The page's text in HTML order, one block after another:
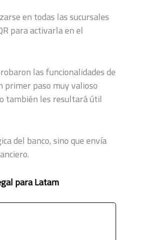
en todas las sucursales
para activarla en el
las funcionalidades de
primer paso muy valioso
también les resultará útil
del banco, sino que envía
para Latam